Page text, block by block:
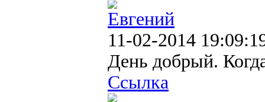
Евгений
11-02-2014
День добрый.
Ссылка